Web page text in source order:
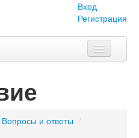
Вход
Регистрация
Вопросы и ответы /